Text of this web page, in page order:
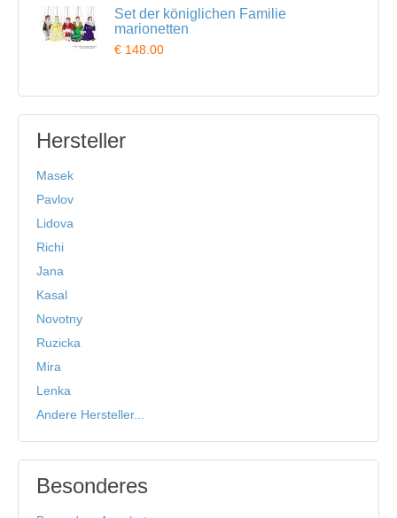
Set der königlichen Familie
marionetten
€ 148.00
Hersteller
Masek
Pavlov
Lidova
Richi
Jana
Kasal
Novotny
Ruzicka
Mira
Lenka
Andere Hersteller...
Besonderes